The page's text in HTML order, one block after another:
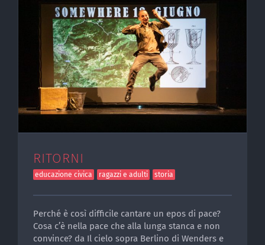
RITORNI
educazione civica ragazzi e adulti storia
Perché è così difficile cantare un epos di pace?
Cosa c’è nella pace che alla lunga stanca e non
convince? da Il cielo sopra Berlino di Wenders e